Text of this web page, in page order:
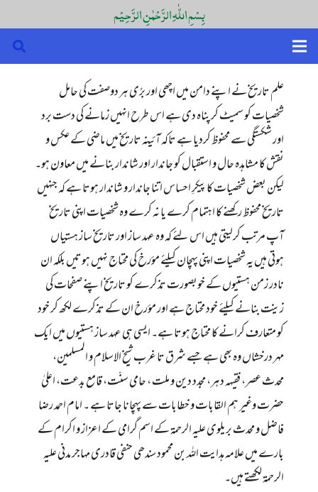
بِسْمِ اللّٰہِ الرَّحْمٰنِ الرَّحِیْم
علم تاریخ نے اپنے دامن میں اچھی اور برُی ہر دوصفت کی حامل
شخصیات کو سمیٹ کر پناہ دی ہے اس طرح انہیں زمانے کی دست برد
اور شکستگی سے محفوظ کردیا ہے تاکہ آئینہ تاریخ میں ماضی کے عکس و
نقش کا مشاہدہ حال و استقبال کو جاندار اور شاندار بنانے میں معاون ہو۔
لیکن بعض شخصیات کا پیکرِ احساس اتنا جاندار و شاندار ہوتا ہے کہ جنہیں
تاریخ محفوظ رکھنے کا اہتمام کرے یا نہ کرے وہ شخصیات اپنی تاریخ
آپ مرتب کرلیتی ہیں اس لئے کہ وہ عہد ساز اور تاریخ ساز ہستیاں
ہوتی ہیں یہ شخصیات اپنی پہچان کیلئے مؤرخ کی محتاج نہیں ہوتیں بلکہ ان
نادر زمن ہستیوں کے خوبصورت تذکرے کو تاریخ اپنے صفحات کی
زینت بنانے کیلئے خود محتاج ہے اور مؤرخ ان کے تذکرے لکھ کر خود
کو متعارف کرانے کا محتاج ہوتا ہے۔ ایسی ہی عہد ساز ہستیوں میں ایک
مہر درخشاں وہ بھی ہے جسے شرق تا غرب شیخ الاسلام و المسلمین،
محدث عصر، فقیہہ دہر، مجدد دین و ملت ، حامی سنّت، قامع بدعت، اعلیٰ
حضرت وغیر ہم القابات و خطابات سے پہچانا جاتا ہے ۔ امام احمد رضا
فاضل و محدث بریلوی علیہ الرحمۃ کے اسم گرامی کے اعزاز و اکرام کے
بارے میں علامہ ہدایت اللہ بن محمود سندھی حنفی قادری مہاجر مدنی علیہ
الرحمۃ لکھتے ہیں۔